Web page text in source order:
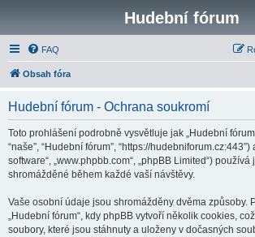
Hudební fórum
FAQ
Obsah fóra
Hudební fórum - Ochrana soukromí
Toto prohlášení podrobně vysvětluje jak „Hudební
“naše”, “Hudební fórum”, “https://
software“, „www.phpbb.com“, „phpBB Limited“)
shromážděné během každé vaší návštěvy.
Vaše osobní údaje jsou shromážděny dvěma způsoby.
„Hudební fórum“, kdy phpBB vytvoří několik cookies,
soubory, které jsou stáhnuty a uloženy v dočasných